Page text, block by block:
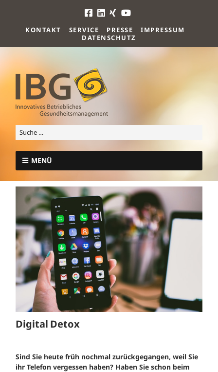
KONTAKT SERVICE PRESSE
IMPRESSUM
DATENSCHUTZ
MENÜ
Digital Detox
Sind Sie heute früh nochmal zurückgegangen, weil Sie
ihr Telefon vergessen haben? Haben Sie schon beim